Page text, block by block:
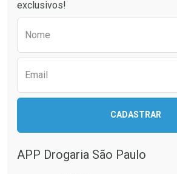
Comprar sem Desconto
Por R$ 28,79/cada
exclusivos!
Nome
Email
CADASTRAR
APP Drogaria São Paulo